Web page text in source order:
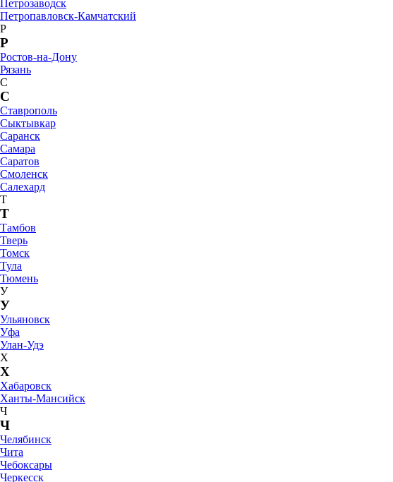
Петрозаводск
Петропавловск-Камчатский
Р
Р
Ростов-на-Дону
Рязань
С
С
Ставрополь
Сыктывкар
Саранск
Самара
Саратов
Смоленск
Салехард
Т
Т
Тамбов
Тверь
Томск
Тула
Тюмень
У
У
Ульяновск
Уфа
Улан-Удэ
Х
Х
Хабаровск
Ханты-Мансийск
Ч
Ч
Челябинск
Чита
Чебоксары
Черкесск